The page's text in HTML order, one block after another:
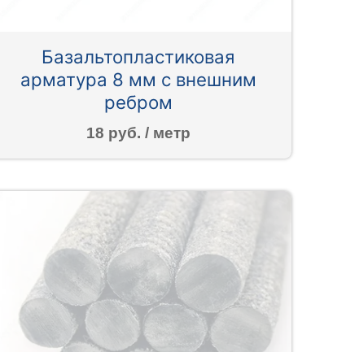
Базальтопластиковая
арматура 8 мм с внешним
ребром
18 руб. / метр